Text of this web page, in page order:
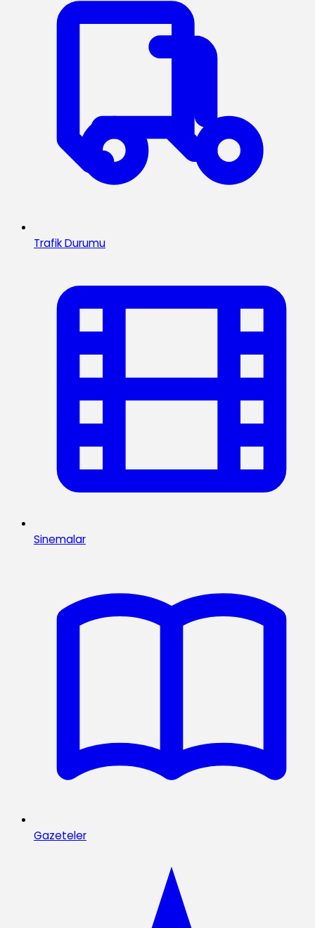
Trafik Durumu
Sinemalar
Gazeteler